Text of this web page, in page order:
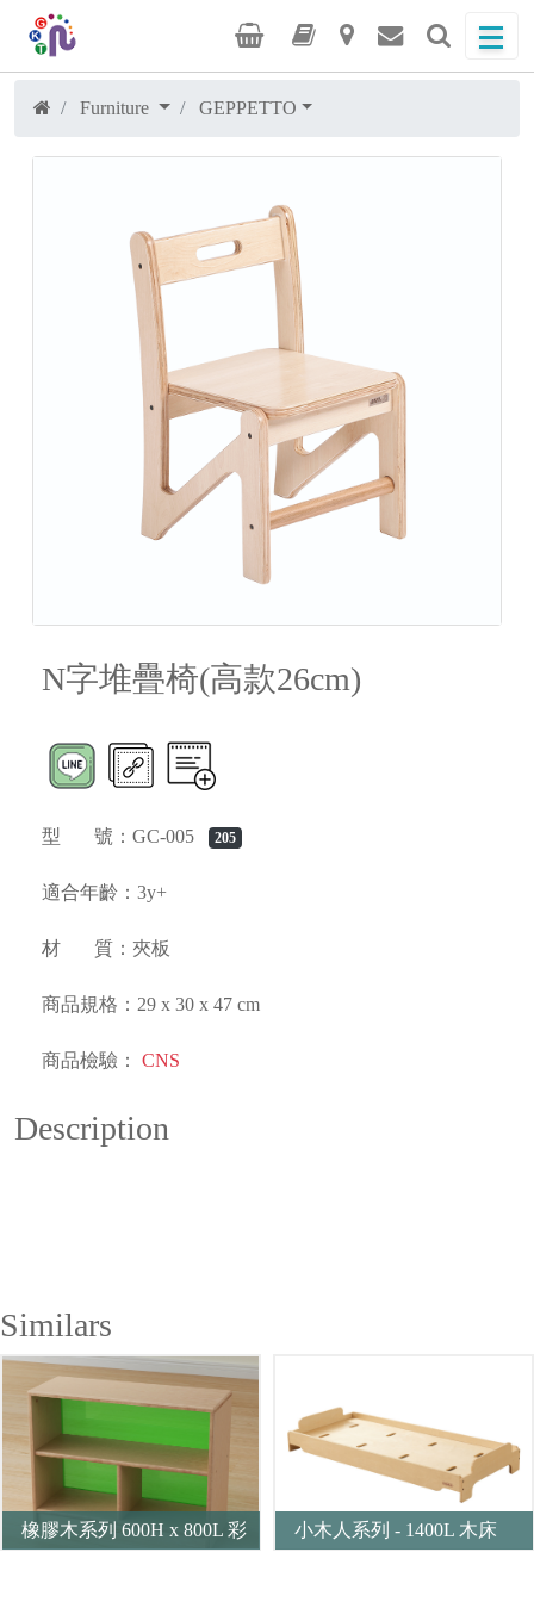
Furniture GEPPETTO
N字堆疊椅(高款26cm)
型 號：GC-005 205
適合年齡：3y+
材 質：夾板
商品規格：29 x 30 x 47 cm
商品檢驗： CNS
Description
Similars
橡膠木系列 600H x 800L 彩
小木人系列 - 1400L 木床